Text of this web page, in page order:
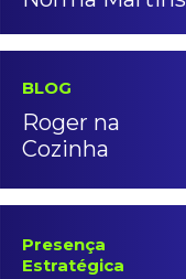
BLOG
Roger na
Cozinha
Presença
Estratégica